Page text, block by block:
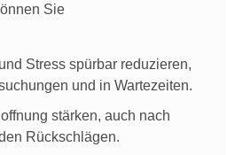
Sie
Stress spürbar reduzieren,
und in Wartezeiten.
stärken, auch nach
Rückschlägen.